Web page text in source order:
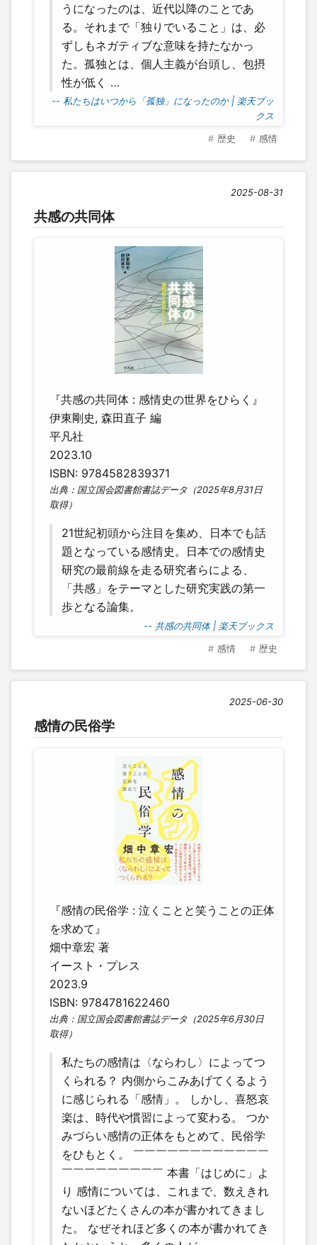
うになったのは、近代以降のことであ
る。それまで「独りでいること」は、必
ずしもネガティブな意味を持たなかっ
た。孤独とは、個人主義が台頭し、包摂
性が低く …
-- 私たちはいつから「孤独」になったのか | 楽天ブッ
クス
歴史 感情
2025-08-31
共感の共同体
『共感の共同体 : 感情史の世界をひらく』
伊東剛史, 森田直子 編
平凡社
2023.10
ISBN: 9784582839371
出典：国立国会図書館書誌データ（2025年8月31日
取得）
21世紀初頭から注目を集め、日本でも話
題となっている感情史。日本での感情史
研究の最前線を走る研究者らによる、
「共感」をテーマとした研究実践の第一
歩となる論集。
-- 共感の共同体 | 楽天ブックス
感情 歴史
2025-06-30
感情の民俗学
『感情の民俗学 : 泣くことと笑うことの正体
を求めて』
畑中章宏 著
イースト・プレス
2023.9
ISBN: 9784781622460
出典：国立国会図書館書誌データ（2025年6月30日
取得）
私たちの感情は〈ならわし〉によってつ
くられる？ 内側からこみあげてくるよう
に感じられる「感情」。 しかし、喜怒哀
楽は、時代や慣習によって変わる。 つか
みづらい感情の正体をもとめて、民俗学
をひもとく。 ￣￣￣￣￣￣￣￣￣￣￣￣
￣￣￣￣￣￣￣￣￣ 本書「はじめに」よ
り 感情については、これまで、数えきれ
ないほどたくさんの本が書かれてきまし
た。 なぜそれほど多くの本が書かれてき